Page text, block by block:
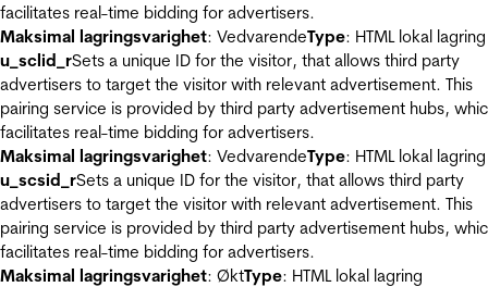
facilitates real-time bidding for advertisers.
Maksimal lagringsvarighet: VedvarendeType: HTML lokal lagring
u_sclid_rSets a unique ID for the visitor, that allows third party
advertisers to target the visitor with relevant advertisement. This
pairing service is provided by third party advertisement hubs,
facilitates real-time bidding for advertisers.
Maksimal lagringsvarighet: VedvarendeType: HTML lokal lagring
u_scsid_rSets a unique ID for the visitor, that allows third party
advertisers to target the visitor with relevant advertisement. This
pairing service is provided by third party advertisement hubs,
facilitates real-time bidding for advertisers.
Maksimal lagringsvarighet: ØktType: HTML lokal lagring